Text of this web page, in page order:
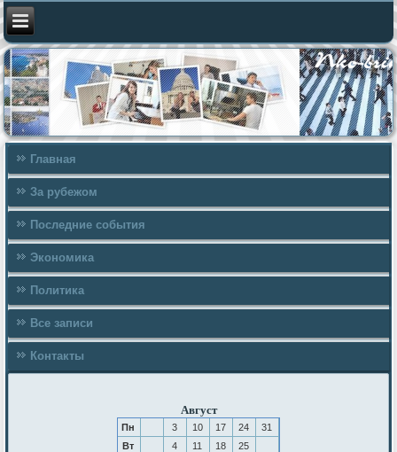
Главная
За рубежом
Последние события
Экономика
Политика
Все записи
Контакты
Август
Пн 3 10 17 24
31
Вт
4 11 18
25